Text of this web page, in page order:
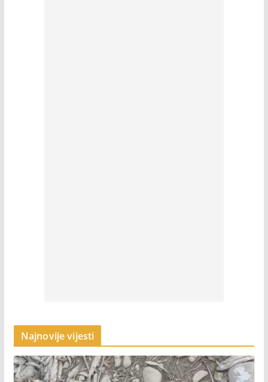
Najnovije vijesti